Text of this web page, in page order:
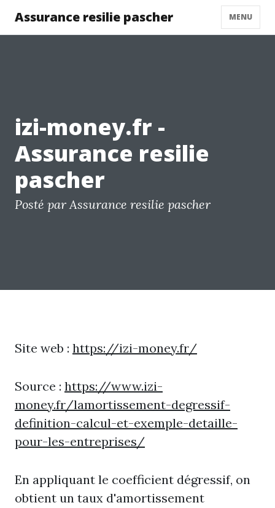
Assurance resilie pascher MENU
izi-money.fr -
Assurance resilie
pascher
Posté par Assurance resilie pascher
Site web : https://izi-money.fr/
Source : https://www.izi-
money.fr/lamortissement-degressif-
definition-calcul-et-exemple-detaille-
pour-les-entreprises/
En appliquant le coefficient dégressif, on
obtient un taux d'amortissement